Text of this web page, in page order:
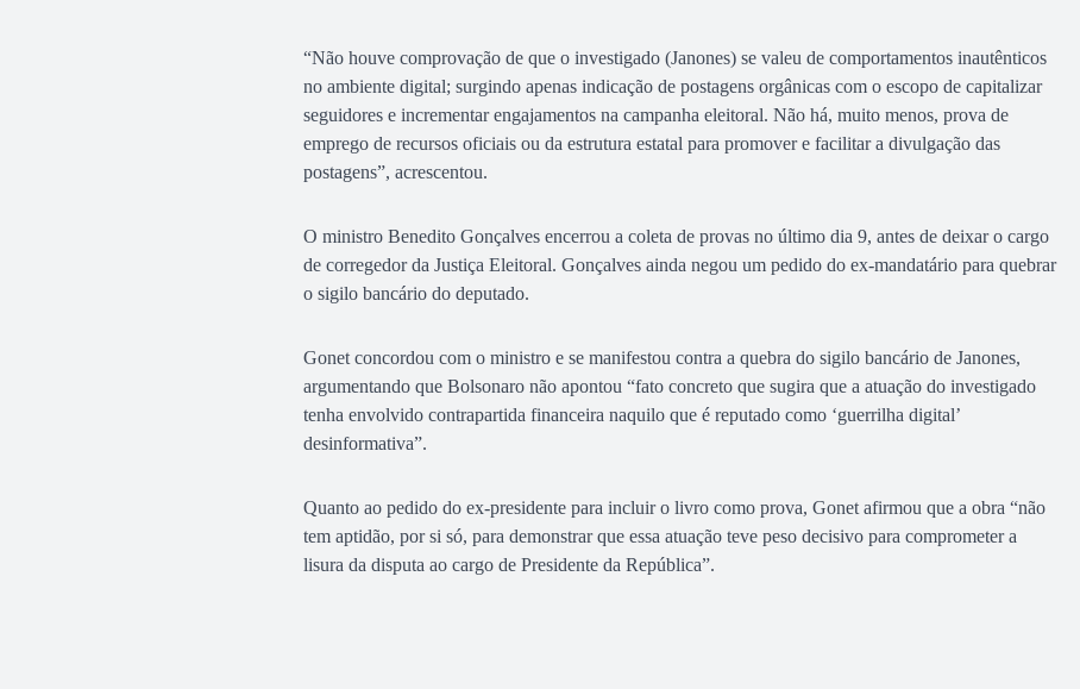
“Não houve comprovação de que o investigado (Janones) se valeu de comportamentos inautênticos
no ambiente digital; surgindo apenas indicação de postagens orgânicas com o escopo de capitalizar
seguidores e incrementar engajamentos na campanha eleitoral. Não há, muito menos, prova de
emprego de recursos oficiais ou da estrutura estatal para promover e facilitar a divulgação das
postagens”, acrescentou.
O ministro Benedito Gonçalves encerrou a coleta de provas no último dia 9, antes de deixar o cargo
de corregedor da Justiça Eleitoral. Gonçalves ainda negou um pedido do ex-mandatário para quebrar
o sigilo bancário do deputado.
Gonet concordou com o ministro e se manifestou contra a quebra do sigilo bancário de Janones,
argumentando que Bolsonaro não apontou “fato concreto que sugira que a atuação do investigado
tenha envolvido contrapartida financeira naquilo que é reputado como ‘guerrilha digital’
desinformativa”.
Quanto ao pedido do ex-presidente para incluir o livro como prova, Gonet afirmou que a obra “não
tem aptidão, por si só, para demonstrar que essa atuação teve peso decisivo para comprometer a
lisura da disputa ao cargo de Presidente da República”.